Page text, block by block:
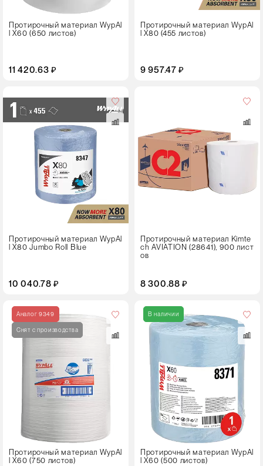
Протирочный материал WypAl
l X60 (650 листов)
11 420.63 ₽
Протирочный материал WypAl
l X80 (455 листов)
9 957.47 ₽
Протирочный материал WypAl
l X80 Jumbo Roll Blue
10 040.78 ₽
Протирочный материал Kimte
ch AVIATION (28641), 900 лист
ов
8 300.88 ₽
Аналог 9349
Снят с производства
Протирочный материал WypAl
l X60 (750 листов)
В наличии
Протирочный материал WypAl
l X60 (500 листов)